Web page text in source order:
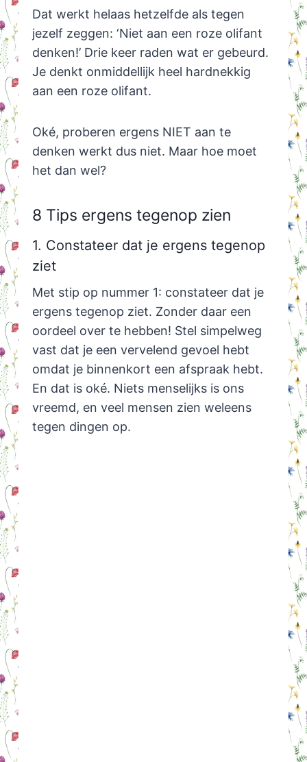
Dat werkt helaas hetzelfde als tegen
jezelf zeggen: ‘Niet aan een roze olifant
denken!’ Drie keer raden wat er gebeurd.
Je denkt onmiddellijk heel hardnekkig
aan een roze olifant.
Oké, proberen ergens NIET aan te
denken werkt dus niet. Maar hoe moet
het dan wel?
8 Tips ergens tegenop zien
1. Constateer dat je ergens tegenop
ziet
Met stip op nummer 1: constateer dat je
ergens tegenop ziet. Zonder daar een
oordeel over te hebben! Stel simpelweg
vast dat je een vervelend gevoel hebt
omdat je binnenkort een afspraak hebt.
En dat is oké. Niets menselijks is ons
vreemd, en veel mensen zien weleens
tegen dingen op.